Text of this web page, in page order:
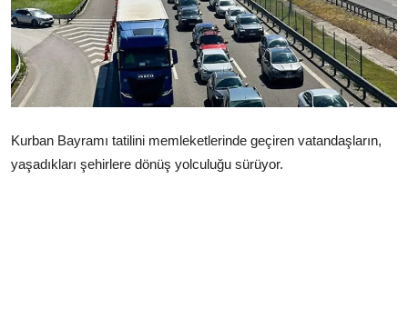
Çerkezköy
Kurban Bayramı tatilini memleketlerinde geçiren vatandaşların,
yaşadıkları şehirlere dönüş yolculuğu sürüyor.